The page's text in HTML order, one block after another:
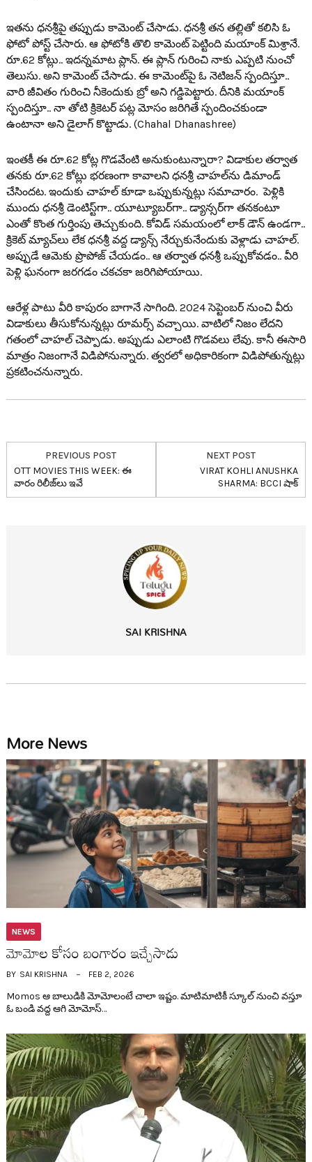
ఇత‌ను ధ‌న‌శ్రీపై త‌ప్పుడు కామెంట్ చేసాడు. ధ‌న‌శ్రీ త‌న తల్లితో క‌లిసి ఓ
ఫోటో పోస్ట్ చేసారు. ఆ ఫోటోకి తొలి కామెంట్ పెట్టింది మ‌యాంక్ మిశ్రానే.
రూ.62 కోట్లు.. ఇద‌న్న‌మాట ప్లాన్. ఈ ప్లాన్ గురించి నాకు ఎప్ప‌టి నుంచో
తెలుసు. అని కామెంట్ చేసాడు. ఈ కామెంట్‌పై ఓ నెటిజన్ స్పందిస్తూ..
వారి జీవితం గురించి నీకెందుకు బ్రో అని గ‌డ్డిపెట్టారు. దీనికి మ‌యాంక్
స్పందిస్తూ.. నా తోటి క్రికెట‌ర్ ప‌ట్ల మోసం జ‌రిగితే స్పందించ‌కుండా
ఉంటానా అని డైలాగ్ కొట్టాడు. (Chahal Dhanashree)
ఇంత‌కీ ఈ రూ.62 కోట్ల గొడ‌వేంటి అనుకుంటున్నారా? విడాకుల త‌ర్వాత
త‌న‌కు రూ.62 కోట్లు భ‌ర‌ణంగా కావాల‌ని ధ‌న‌శ్రీ చాహ‌ల్‌ను డిమాండ్
చేసింద‌ట‌. ఇందుకు చాహ‌ల్ కూడా ఒప్పుకున్న‌ట్లు స‌మాచారం. పెళ్లికి
ముందు ధ‌న‌శ్రీ డెంటిస్ట్‌గా.. యూట్యూబ‌ర్‌గా.. డ్యాన్స‌ర్‌గా త‌న‌కంటూ
ఎంతో కొంత గుర్తింపు తెచ్చుకుంది. కోవిడ్ స‌మ‌యంలో లాక్ డౌన్ ఉండ‌గా..
క్రికెట్ మ్యాచ్‌లు లేక ధ‌న‌శ్రీ వ‌ద్ద డ్యాన్స్ నేర్చుకునేందుకు వెళ్లాడు చాహ‌ల్.
అప్పుడే ఆమెకు ప్రొపోజ్ చేయ‌డం.. ఆ త‌ర్వాత ధ‌న‌శ్రీ ఒప్పుకోవ‌డం.. వీరి
పెళ్లి ఘ‌నంగా జ‌ర‌గ‌డం చ‌క‌చ‌కా జ‌రిగిపోయాయి.
ఆరేళ్ల పాటు వీరి కాపురం బాగానే సాగింది. 2024 సెప్టెంబ‌ర్ నుంచి వీరు
విడాకులు తీసుకోనున్న‌ట్లు రూమ‌ర్స్ వ‌చ్చాయి. వాటిలో నిజం లేద‌ని
గ‌తంలో చాహ‌ల్ చెప్పాడు. అప్పుడు ఎలాంటి గొడ‌వ‌లు లేవు. కానీ ఈసారి
మాత్రం నిజంగానే విడిపోనున్నారు. త్వ‌ర‌లో అధికారికంగా విడిపోతున్న‌ట్లు
ప్ర‌క‌టించ‌నున్నారు.
PREVIOUS POST
OTT MOVIES THIS WEEK: ఈ
వారం రిలీజ్‌లు ఇవే
NEXT POST
VIRAT KOHLI ANUSHKA
SHARMA: BCCI షాక్‌
SAI KRISHNA
More News
NEWS
మోమోల కోసం బంగారం ఇచ్చేసాడు
BY SAI KRISHNA FEB 2, 2026
Momos ఆ బాలుడికి మోమోలంటే చాలా ఇష్టం. మాటిమాటికీ స్కూల్ నుంచి వ‌స్తూ
ఓ బండి వ‌ద్ద ఆగి మోమోస్…